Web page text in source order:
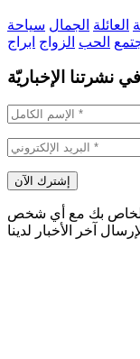
العائلة الجمال سياحة
الحب الزواج ابراج
نشرتنا الإخباريّة
الخاص بك مع أي شخص